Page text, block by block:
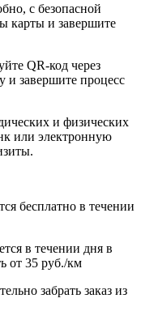
с безопасной
карты и завершите
QR-код через
и завершите процесс
и физических
или электронную
бесплатно в течении
в течении дня в
от 35 руб./км
забрать заказ из